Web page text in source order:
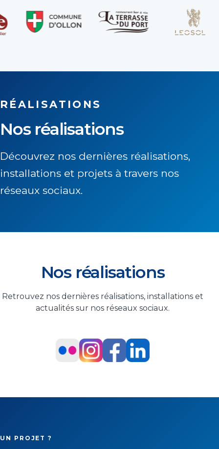
RÉALISATIONS
Nos réalisations
Découvrez nos dernières réalisations,
installations et projets à travers nos
réseaux sociaux.
Nos réalisations
Retrouvez nos dernières réalisations, installations et
actualités sur nos réseaux sociaux.
UN PROJET ?